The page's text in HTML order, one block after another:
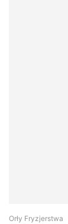
Orły Fryzjerstwa